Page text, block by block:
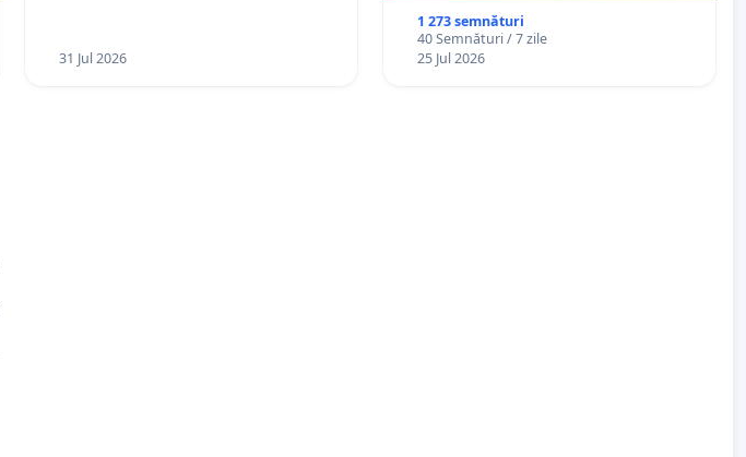
31 Jul 2026
către Ministerul Educaţiei
1 273 semnături
40 Semnături / 7 zile
25 Jul 2026